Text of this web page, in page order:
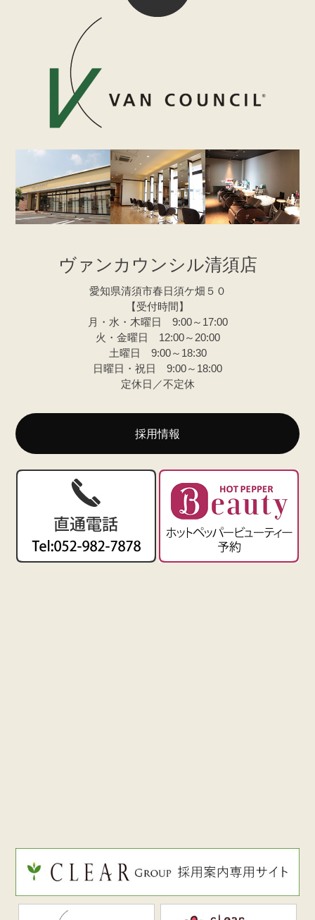
ヴァンカウンシル清須店
愛知県清須市春日須ケ畑５０
【受付時間】
月・水・木曜日 9:00～17:00
火・金曜日 12:00～20:00
土曜日 9:00～18:30
日曜日・祝日 9:00～18:00
定休日／不定休
採用情報